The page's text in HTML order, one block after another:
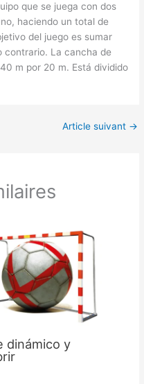
que se juega con dos
haciendo un total de
del juego es sumar
contrario. La cancha de
m por 20 m. Está dividido
Article suivant →
dinámico y